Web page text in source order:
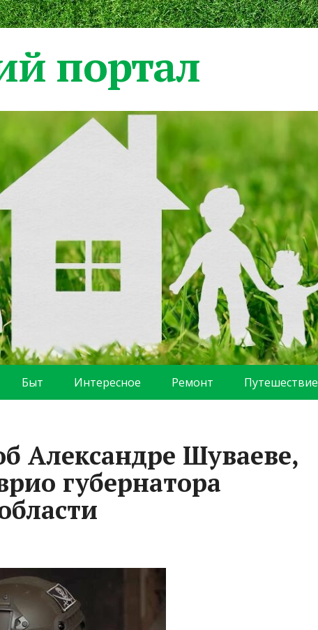
портал
Быт Интересное Ремонт Путешествие
Александре Шуваеве,
губернатора